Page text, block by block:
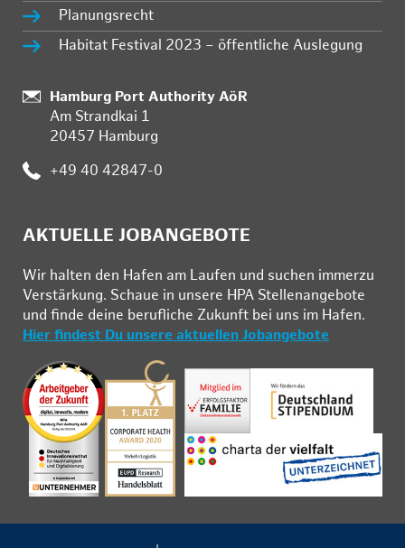
Planungsrecht
Habitat Festival 2023 – öffentliche Auslegung
Standort:
Hamburg Port Authority AöR
Am Strandkai 1
20457 Hamburg
Telefon:
+49 40 42847-0
AKTUELLE JOBANGEBOTE
Wir hal­ten den Ha­fen am Lau­fen und su­chen im­mer­zu
Ver­stär­kung. Schau­e in un­se­re HPA Stel­len­an­ge­bo­te
und fin­de deine be­ruf­li­che Zu­kunft bei uns im Ha­fen.
Hier findest Du unsere aktuellen Jobangebote